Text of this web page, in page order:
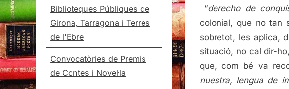
“derecho de
colonial, que no tan
sobretot, les aplica,
situació, no cal dir-
que, com bé va
nuestra, lengua de
Biblioteques Públiques de
Girona, Tarragona i Terres
de l'Ebre
Convocatòries de Premis
de Contes i Novel·la